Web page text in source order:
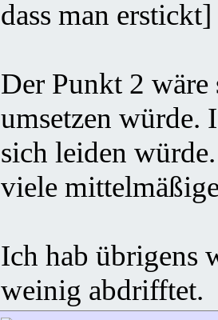
dass man erstickt]
Der Punkt 2
umsetzen würde.
sich leiden
viele
Ich hab übrigens
weinig abdrifftet.